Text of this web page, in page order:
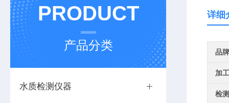
PRODUCT
产品分类
水质检测仪器
详细
品牌
加
检